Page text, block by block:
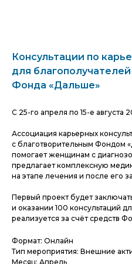
Консультации по
для
Фонда «Дальше»
С 25-го апреля по 15-е августа
Ассоциация карьерных
с благотворительным Фондом
помогает женщинам с
предлагает комплексную
на этапе лечения и после его
Первый проект будет
и оказании 100 консультаций
реализуется за счёт средств
Формат: Онлайн
Тип мероприятия: Внешние
Месяц: Апрель